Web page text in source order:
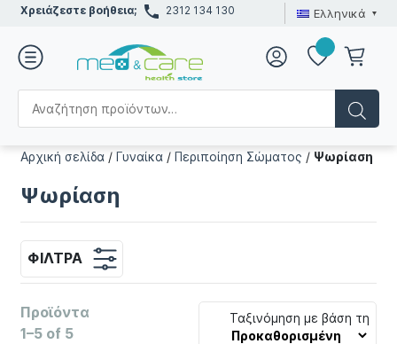
Χρειάζεστε βοήθεια; 2312 134 130 Ελληνικά
Αρχική σελίδα /Γυναίκα /Περιποίηση Σώματος / Ψωρίαση
Ψωρίαση
ΦΊΛΤΡΑ
Προϊόντα
1–5 of 5
Ταξινόμηση με βάση τη